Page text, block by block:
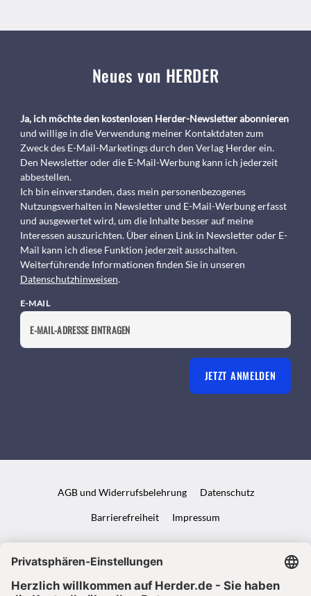
Neues von HERDER
Ja, ich möchte den kostenlosen Herder-Newsletter abonnieren
und willige in die Verwendung meiner Kontaktdaten zum
Zweck des E-Mail-Marketings durch den Verlag Herder ein.
Den Newsletter oder die E-Mail-Werbung kann ich jederzeit
abbestellen.
Ich bin einverstanden, dass mein personenbezogenes
Nutzungsverhalten in Newsletter und E-Mail-Werbung erfasst
und ausgewertet wird, um die Inhalte besser auf meine
Interessen auszurichten. Über einen Link in Newsletter oder E-
Mail kann ich diese Funktion jederzeit ausschalten.
Weiterführende Informationen finden Sie in unseren
Datenschutzhinweisen.
E-MAIL
JETZT ANMELDEN
AGB und Widerrufsbelehrung Datenschutz
Barrierefreiheit Impressum
VERTRAG WIDERRUFEN